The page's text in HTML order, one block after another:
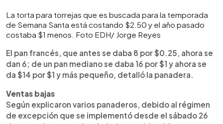
La torta para torrejas que es buscada para la temporada
de Semana Santa está costando $2.50 y el año pasado
costaba $1 menos. Foto EDH/ Jorge Reyes
El pan francés, que antes se daba 8 por $0.25, ahora se
dan 6; de un pan mediano se daba 16 por $1 y ahora se
da $14 por $1 y más pequeño, detalló la panadera.
Ventas bajas
Según explicaron varios panaderos, debido al régimen
de excepción que se implementó desde el sábado 26